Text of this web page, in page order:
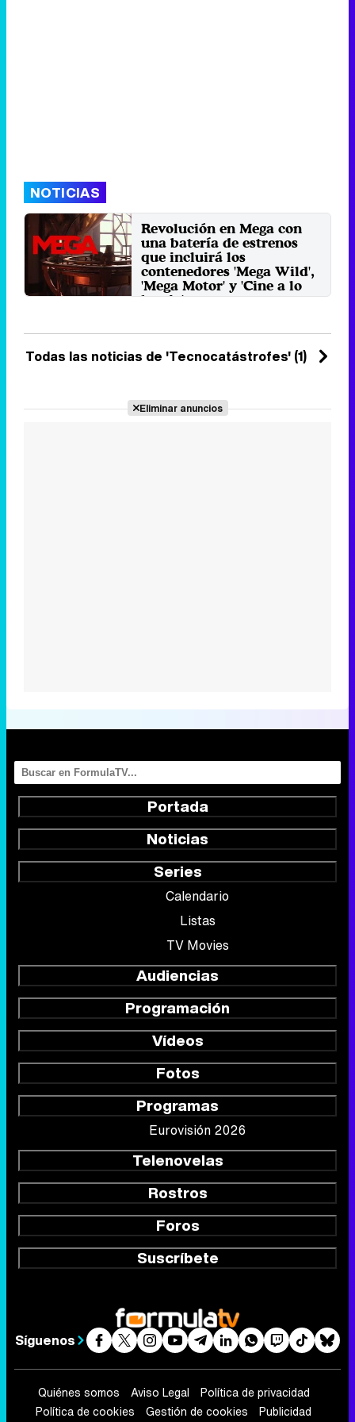
NOTICIAS
Revolución en Mega con
una batería de estrenos
que incluirá los
contenedores 'Mega Wild',
'Mega Motor' y 'Cine a lo
bestia'
Jueves 18 Febrero 2016 13:12
Todas las noticias de 'Tecnocatástrofes' (1)
Eliminar anuncios
Portada
Noticias
Series
Calendario
Listas
TV Movies
Audiencias
Programación
Vídeos
Fotos
Programas
Eurovisión 2026
Telenovelas
Rostros
Foros
Suscríbete
Síguenos
Quiénes somos Aviso Legal
Política de privacidad
Política de cookies
Gestión de cookies Publicidad